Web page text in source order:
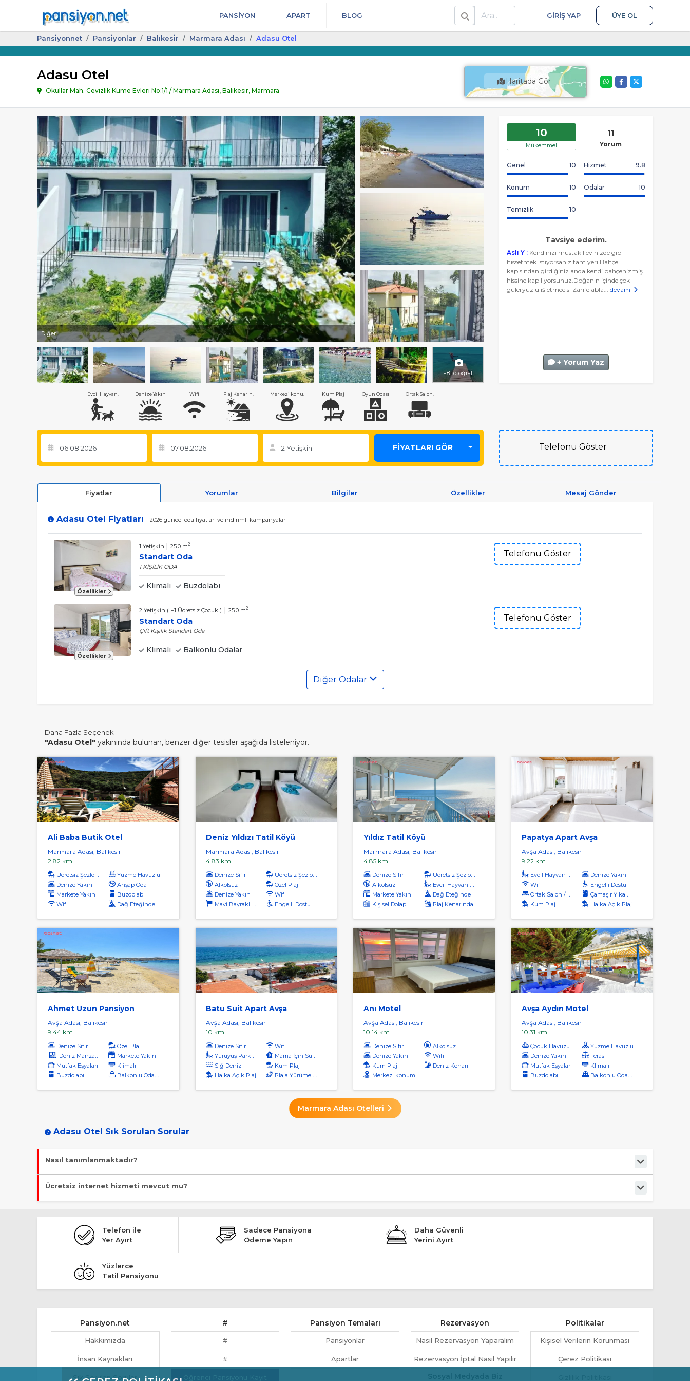
PANSIYON APART BLOG
Ara
GIRIŞ YAP ÜYE OL
Pansi̇yonnet Pansi̇yonlar Balıkesi̇r Marmara Adası Adasu Otel
Adasu Otel
Okullar Mah. Cevizlik Küme Evleri No:1/1 / Marmara Adası, Balıkesir, Marmara
Haritada Gör
Diğer
+8 fotoğraf
10
Mükemmel
11
Yorum
Genel 10 Hizmet 9.8
Konum 10 Odalar 10
Temizlik 10
Tavsiye ederim.
Aslı Y : Kendinizi müstakil evinizde gibi
hissetmek istiyorsanız tam yeri.Bahçe
kapısından girdiğiniz anda kendi bahçenizmiş
hissine kapılıyorsunuz.Doğanın içinde çok
güleryüzlü işletmecisi Zarife abla... devamı
+ Yorum Yaz
Evcil Hayvan. Denize Yakın Wifi Plaj Kenarın. Merkezi konu. Kum Plaj Oyun Odası Ortak Salon.
FİYATLARI GÖR Telefonu Göster
Fiyatlar Yorumlar Bilgiler Özellikler Mesaj Gönder
Adasu Otel Fiyatları 2026 güncel oda fiyatları ve indirimli kampanyalar
Özellikler
1 Yetişkin | 25.0 m2
Standart Oda
1 KİŞİLİK ODA
Klimalı Buzdolabı
Telefonu Göster
Özellikler
2 Yetişkin ( +1 Ücretsiz Çocuk ) | 25.0 m2
Standart Oda
Çift Kişilik Standart Oda
Klimalı Balkonlu Odalar
Telefonu Göster
Diğer Odalar
Daha Fazla Seçenek
"Adasu Otel" yakınında bulunan, benzer diğer tesisler aşağıda listeleniyor.
Ali Baba Butik Otel
Marmara Adası, Balıkesir
2.82 km
Ücretsiz Şezlong
Yüzme Havuzlu
Denize Yakın
Ahşap Oda
Markete Yakın
Buzdolabı
Wifi
Dağ Eteğinde
Deniz Yıldızı Tatil Köyü
Marmara Adası, Balıkesir
4.83 km
Denize Sıfır
Ücretsiz Şezlong
Alkolsüz
Özel Plaj
Denize Yakın
Wifi
Mavi Bayraklı Plaj
Engelli Dostu
Yıldız Tatil Köyü
Marmara Adası, Balıkesir
4.85 km
Denize Sıfır
Ücretsiz Şezlong
Alkolsüz
Evcil Hayvan Kabul
Markete Yakın
Dağ Eteğinde
Kişisel Dolap
Plaj Kenarında
Papatya Apart Avşa
Avşa Adası, Balıkesir
9.22 km
Evcil Hayvan Kabul
Denize Yakın
Wifi
Engelli Dostu
Ortak Salon / Tv Alanı
Çamaşır Yıkama
Kum Plaj
Halka Açık Plaj
Ahmet Uzun Pansiyon
Avşa Adası, Balıkesir
9.44 km
Denize Sıfır
Özel Plaj
Deniz Manzaralı
Markete Yakın
Mutfak Eşyaları
Klimalı
Buzdolabı
Balkonlu Odalar
Batu Suit Apart Avşa
Avşa Adası, Balıkesir
10 km
Denize Sıfır
Wifi
Yürüyüş Parkuru
Mama İçin Su Isıtıcı
Sığ Deniz
Kum Plaj
Halka Açık Plaj
Plaja Yürüme Mesafesi
Anı Motel
Avşa Adası, Balıkesir
10.14 km
Denize Sıfır
Alkolsüz
Denize Yakın
Wifi
Kum Plaj
Deniz Kenarı
Merkezi konum
Avşa Aydın Motel
Avşa Adası, Balıkesir
10.31 km
Çocuk Havuzu
Yüzme Havuzlu
Denize Yakın
Teras
Mutfak Eşyaları
Klimalı
Buzdolabı
Balkonlu Odalar
Marmara Adası Otelleri
Adasu Otel Sık Sorulan Sorular
Nasıl tanımlanmaktadır?
Tesis Otel statüsündedir. Öne çıkan özellikleri "Evcil Hayvan Kabul, Denize Yakın, Wifi, Oyun Odası, Ortak Salon / Tv Alanı" şeklindedir.
Ücretsiz internet hizmeti mevcut mu?
Evet, ücretsiz internet hizmeti sunuluyor.
Telefon ile
Yer Ayırt
Sadece Pansiyona
Ödeme Yapın
Daha Güvenli
Yerini Ayırt
Yüzlerce
Tatil Pansiyonu
Pansiyon.net
Hakkımızda
İnsan Kaynakları
Sık Sorulan Sorular
#
#
#
Pansiyon Temaları
Pansiyonlar
Apartlar
Rezervasyon
Nasıl Rezervasyon Yaparalım
Rezervasyon İptal Nasıl Yapılır
Politikalar
Kişisel Verilerin Korunması
Çerez Politikası